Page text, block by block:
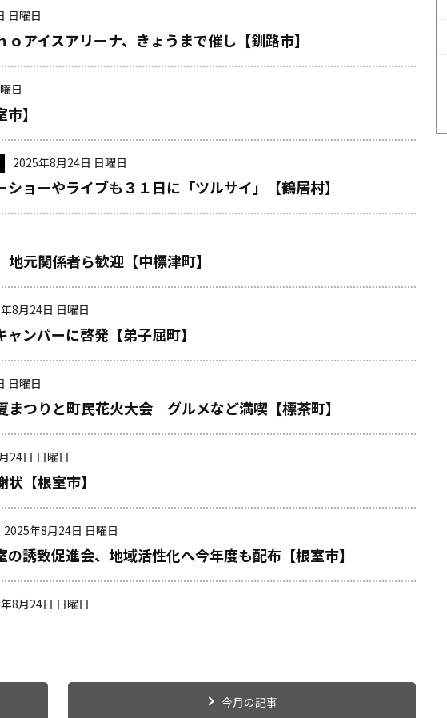
日曜日
アイスアリーナ、きょうまで催し【釧路市】
日
】
2025年8月24日 日曜日
ョーやライブも３１日に「ツルサイ」【鶴居村】
元関係者ら歓迎【中標津町】
8月24日 日曜日
ンパーに啓発【弟子屈町】
日曜日
つりと町民花火大会 グルメなど満喫【標茶町】
24日 日曜日
【根室市】
2025年8月24日 日曜日
誘致促進会、地域活性化へ今年度も配布【根室市】
8月24日 日曜日
今月の記事